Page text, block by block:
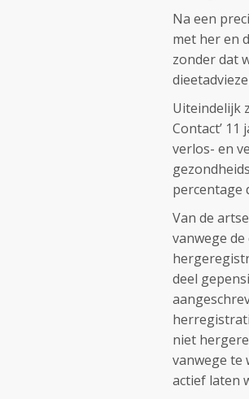
Na een
met her en
zonder dat
Uiteindelijk
Contact’
verlos- en
percentage
Van de
vanwege
deel
niet
vanwege te
actief laten